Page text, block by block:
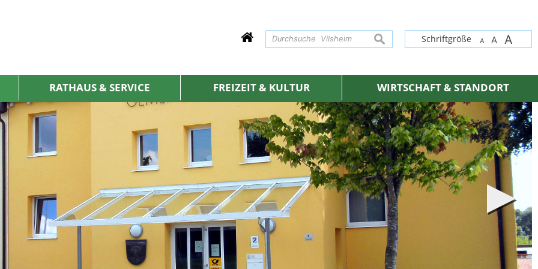
Schriftgröße A A A
suchen
RATHAUS & SERVICE FREIZEIT & KULTUR WIRTSCHAFT & STANDORT